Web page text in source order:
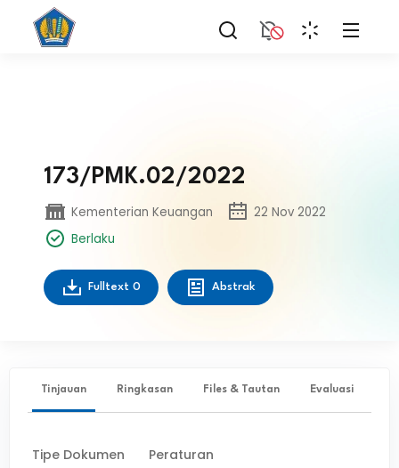
173/PMK.02/2022
Kementerian Keuangan
22 Nov 2022
Berlaku
Fulltext 0 Abstrak
Tinjauan Ringkasan Files & Tautan Evaluasi
Tipe Dokumen Peraturan